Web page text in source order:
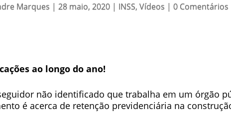
Marques |28 maio, 2020 | INSS,Vídeos |0 Comentários
ao longo do ano!
não identificado que trabalha em um órgão
é acerca de retenção previdenciária na